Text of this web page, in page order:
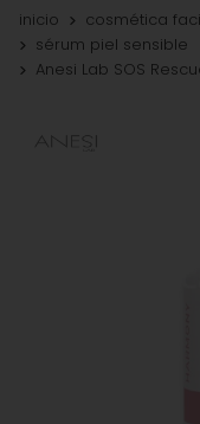
inicio cosmética
sérum piel sensible
Anesi Lab SOS